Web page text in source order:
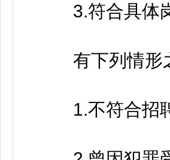
3.符合具体岗
有下列情形
1.不符合招聘